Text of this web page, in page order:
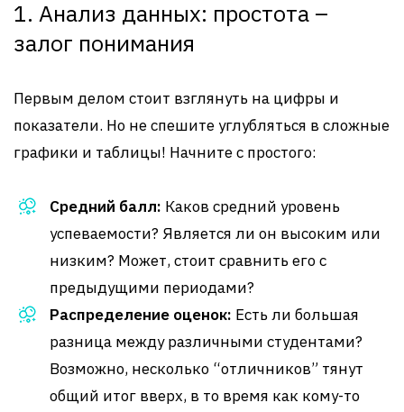
1. Анализ данных: простота –
залог понимания
Первым делом стоит взглянуть на цифры и
показатели. Но не спешите углубляться в сложные
графики и таблицы! Начните с простого:
Средний балл: Каков средний уровень
успеваемости? Является ли он высоким или
низким? Может, стоит сравнить его с
предыдущими периодами?
Распределение оценок: Есть ли большая
разница между различными студентами?
Возможно, несколько “отличников” тянут
общий итог вверх, в то время как кому-то